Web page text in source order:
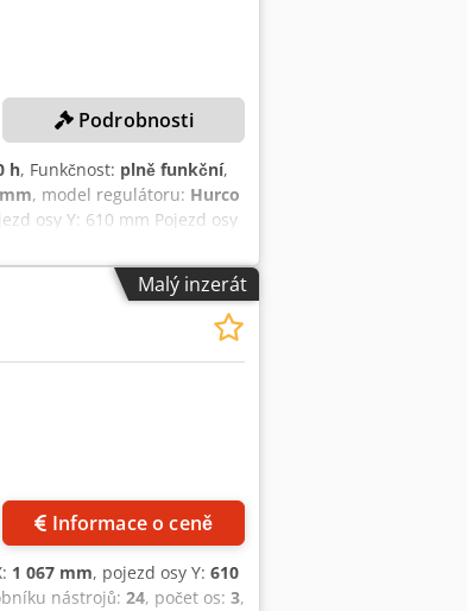
Podrobnosti
h, Funkčnost: plně funkční,
, model regulátoru: Hurco
osy Y: 610 mm Pojezd osy
stolu v ose X: 1 270
5 s WinMax softwarem
hodiny: cca 7 200 hMalý inzerát
Informace o ceně
1 067 mm, pojezd osy Y: 610
nástrojů: 24, počet os: 3,